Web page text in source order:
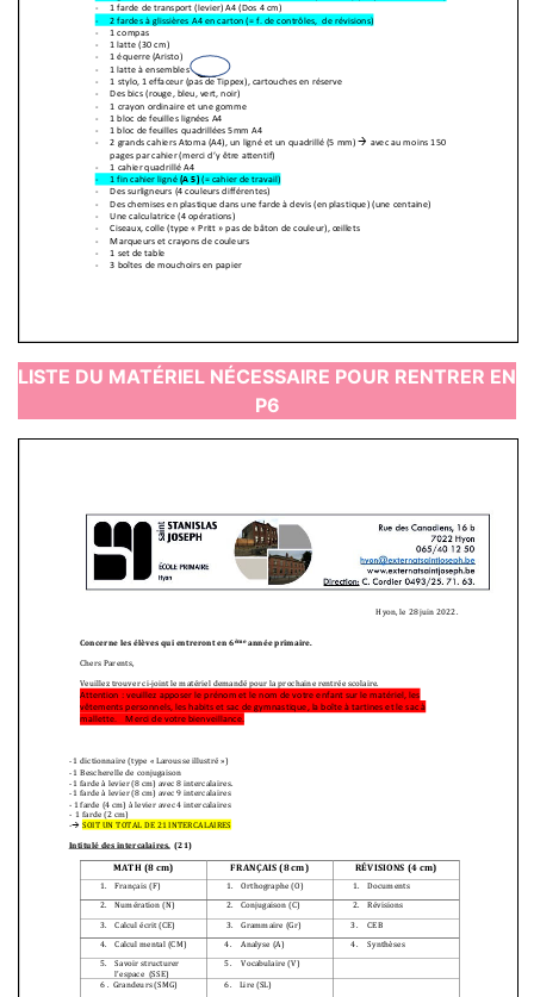
LISTE DU MATÉRIEL NÉCESSAIRE POUR RENTRER EN
P6